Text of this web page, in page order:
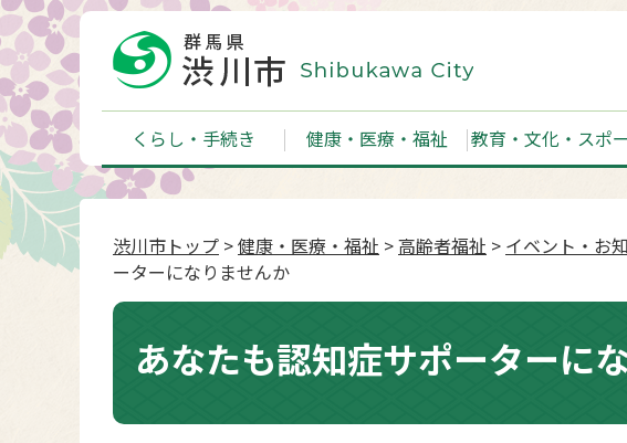
くらし・手続き 健康・医療・福祉 教育・文化・スポ
渋川市トップ >健康・医療・福祉 >高齢者福祉 > イベント・お
ーターになりませんか
あなたも認知症サポーターに